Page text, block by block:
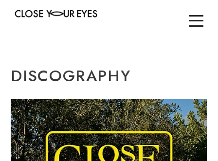
DISCOGRAPHY